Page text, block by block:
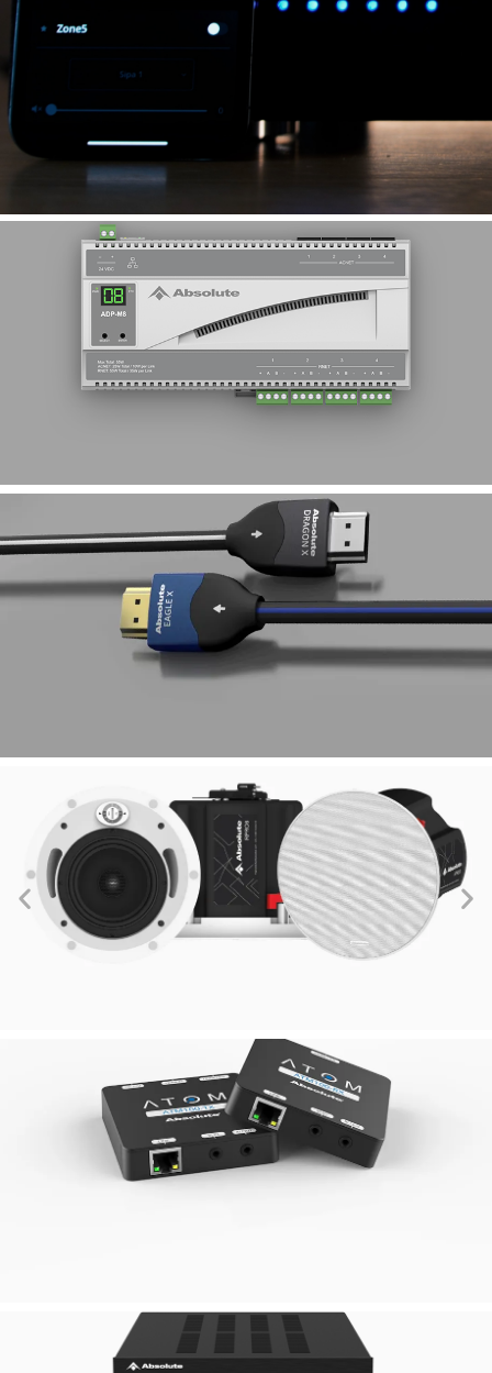
ADP-M8 CONTROL
ROEHN + ABSOLUTE
INTEGRATION
NEW RAPTOR X HDMI®
CABLES
DIGITAL STATE-OF-THE-ART
SPEAKERS
ATOM100 HDMI®
EXTENDER
THE POWER OF SMALL